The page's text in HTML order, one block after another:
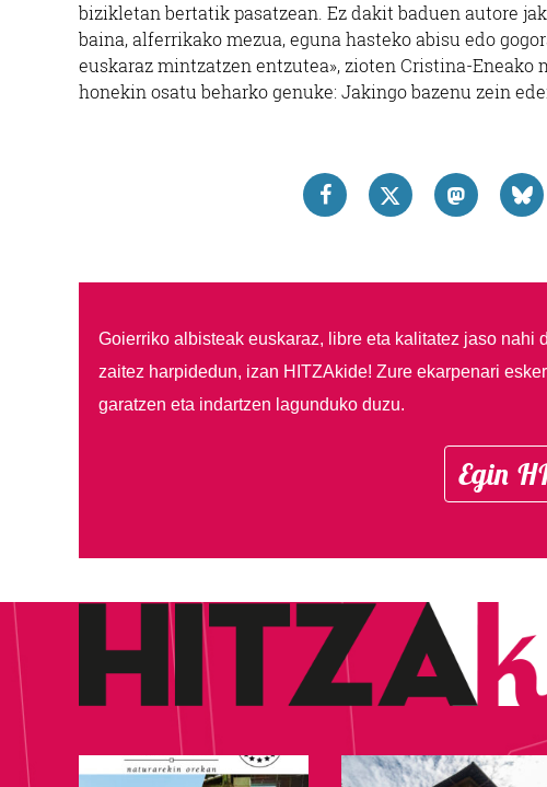
bizikletan bertatik pasatzean. Ez dakit baduen autore
baina, alferrikako mezua, eguna hasteko abisu edo
euskaraz mintzatzen entzutea», zioten Cristina-
honekin osatu beharko genuke: Jakingo bazenu zein
Goierriko albisteak euskaraz, libre eta kalitatez jaso nahi
zaitez harpidedun, izan HITZAkide! Zure ekarpenari
garatzen eta indartzen lagunduko duzu.
Egin